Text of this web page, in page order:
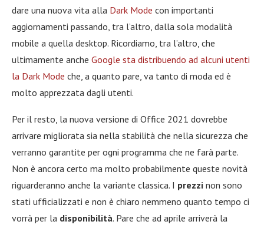
dare una nuova vita alla Dark Mode con importanti
aggiornamenti passando, tra l’altro, dalla sola modalità
mobile a quella desktop. Ricordiamo, tra l’altro, che
ultimamente anche Google sta distribuendo ad alcuni utenti
la Dark Mode che, a quanto pare, va tanto di moda ed è
molto apprezzata dagli utenti.
Per il resto, la nuova versione di Office 2021 dovrebbe
arrivare migliorata sia nella stabilità che nella sicurezza che
verranno garantite per ogni programma che ne farà parte.
Non è ancora certo ma molto probabilmente queste novità
riguarderanno anche la variante classica. I prezzi non sono
stati ufficializzati e non è chiaro nemmeno quanto tempo ci
vorrà per la disponibilità. Pare che ad aprile arriverà la